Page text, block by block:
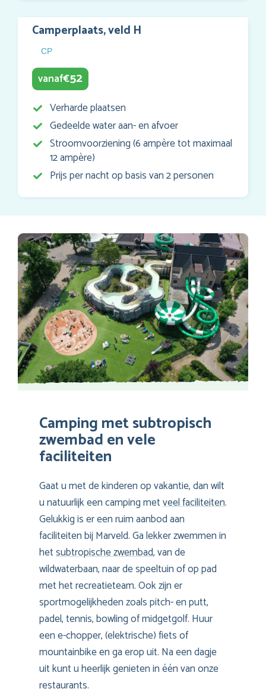
Camperplaats, veld H
CP
vanaf€52
Verharde plaatsen
Gedeelde water aan- en afvoer
Stroomvoorziening (6 ampère tot maximaal
12 ampère)
Prijs per nacht op basis van 2 personen
Camping met subtropisch
zwembad en vele
faciliteiten
Gaat u met de kinderen op vakantie, dan wilt
u natuurlijk een camping metveel faciliteiten.
Gelukkig is er een ruim aanbod aan
faciliteiten bij Marveld. Ga lekker zwemmen in
hetsubtropische zwembad, van de
wildwaterbaan, naar de speeltuin of op pad
met het recreatieteam. Ook zijn er
sportmogelijkheden zoals pitch- en putt,
padel, tennis, bowling of midgetgolf. Huur
een e-chopper, (elektrische) fiets of
mountainbike en ga erop uit. Na een dagje
uit kunt u heerlijk genieten in één van onze
restaurants.